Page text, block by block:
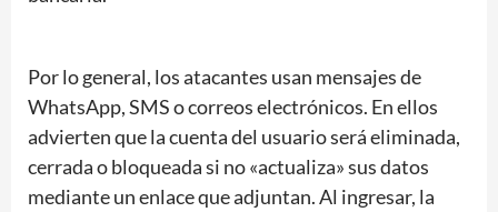
Por lo general, los atacantes usan mensajes de
WhatsApp, SMS o correos electrónicos. En ellos
advierten que la cuenta del usuario será eliminada,
cerrada o bloqueada si no «actualiza» sus datos
mediante un enlace que adjuntan. Al ingresar, la